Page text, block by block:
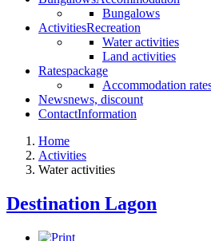
Bungalows
ActivitiesRecreation
Water activities
Land activities
Ratespackage
Accommodation
Newsnews, discount
ContactInformation
Home
Activities
Water activities
Destination Lagon